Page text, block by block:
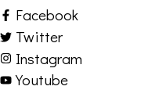
Facebook
Twitter
Instagram
Youtube